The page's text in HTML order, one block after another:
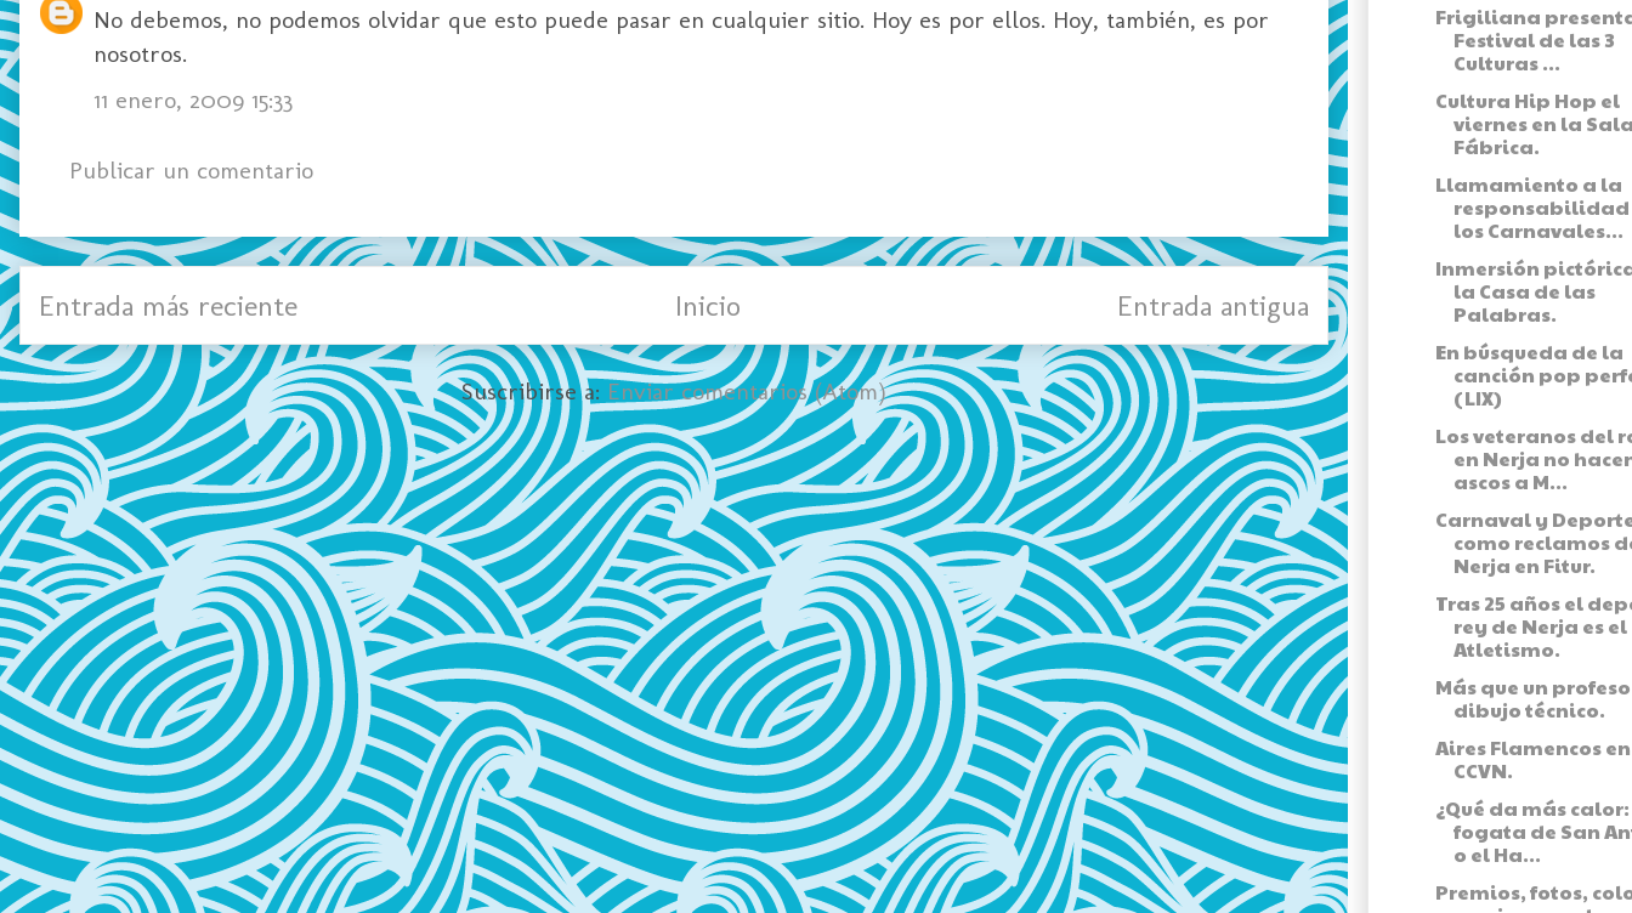
No debemos, no podemos olvidar que esto puede pasar en cualquier sitio. Hoy es por ellos. Hoy, también, es por
nosotros.
11 enero, 2009 15:33
Publicar un comentario
Entrada más reciente Entrada antigua
Inicio
Suscribirse a: Enviar comentarios (Atom)
Frigiliana
Festival de las 3
Culturas ...
Cultura Hip Hop el
viernes en la
Fábrica.
Llamamiento a la
responsabilidad
los Carnavales...
Inmersión
la Casa de las
Palabras.
En búsqueda de la
canción pop
(LIX)
Los veteranos del
en Nerja no
ascos a M...
Carnaval y
como reclamos
Nerja en Fitur.
Tras 25 años el
rey de Nerja es el
Atletismo.
Más que un
dibujo técnico.
Aires Flamencos en
CCVN.
¿Qué da más
fogata de San
o el Ha...
Premios, fotos,